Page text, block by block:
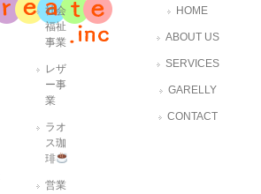
社会
福祉
事業
レザ
ー事
業
ラオ
ス珈
琲
営業
HOME
ABOUT US
SERVICES
GARELLY
CONTACT